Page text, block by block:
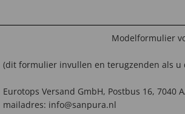
Modelformulier
(dit formulier invullen en terugzenden als u
Eurotops Versand GmbH, Postbus 16, 7040
mailadres: info@sanpura.nl